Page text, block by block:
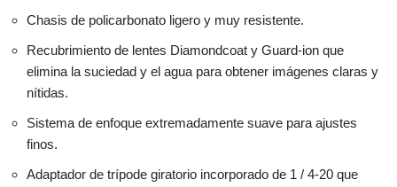
Chasis de policarbonato ligero y muy resistente.
Recubrimiento de lentes Diamondcoat y Guard-ion que
elimina la suciedad y el agua para obtener imágenes claras y
nítidas.
Sistema de enfoque extremadamente suave para ajustes
finos.
Adaptador de trípode giratorio incorporado de 1 / 4-20 que